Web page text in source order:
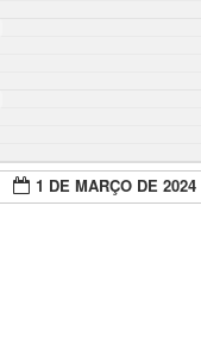
1 DE MARÇO DE 2024